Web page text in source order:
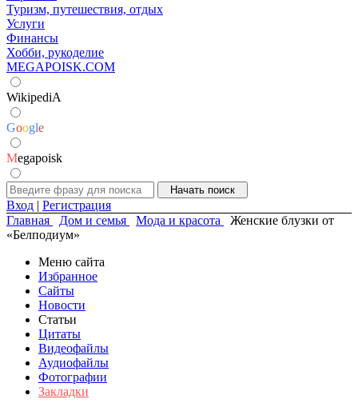
Туризм, путешествия, отдых
Услуги
Финансы
Хобби, рукоделие
MEGAPOISK.COM
WikipediA
Google
Megapoisk
Вход | Регистрация
Главная
Дом и семья Мода и красота
Женские блузки от
«Белподиум»
Меню сайта
Избранное
Сайты
Новости
Статьи
Цитаты
Видеофайлы
Аудиофайлы
Фотографии
Закладки